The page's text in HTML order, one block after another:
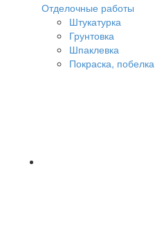
Отделочные работы
Штукатурка
Грунтовка
Шпаклевка
Покраска, побелка